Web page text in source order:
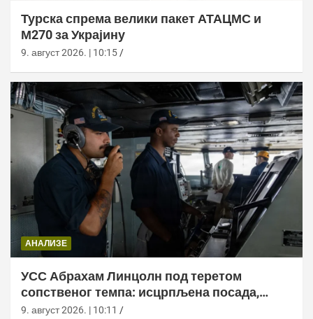
Турска спрема велики пакет АТАЦМС и
М270 за Украјину
9. август 2026. | 10:15
АНАЛИЗЕ
УСС Абрахам Линцолн под теретом
сопственог темпа: исцрпљена посада,
проблеми са снабдевањем и пад морала
9. август 2026. | 10:11